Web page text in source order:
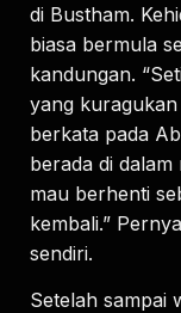
di Bustham.
biasa bermula
kandungan.
yang
berkata pada
berada di
mau berhenti
kembali.”
sendiri.
Setelah sampai